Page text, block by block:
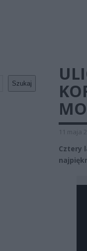
Szukaj
11 maja
Cztery